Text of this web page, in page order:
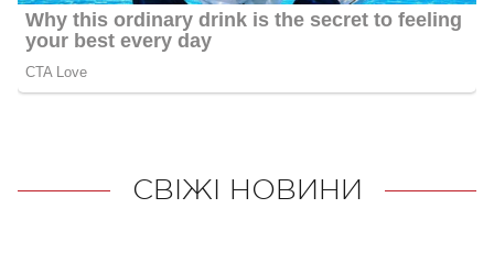
СВІЖІ НОВИНИ